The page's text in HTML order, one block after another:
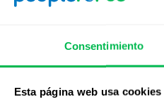
Consentimiento
Esta página web usa cookies
pesca: se puede lanzar el
de que el anzuelo